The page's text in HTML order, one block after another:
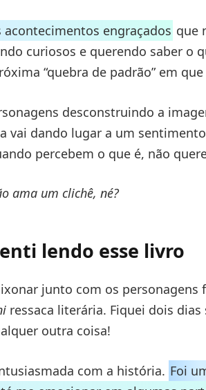
acontecimentos engraçados que
curiosos e querendo saber o
“quebra de padrão” em
desconstruindo a
vai dando lugar a um
percebem o que é, não
ama um clichê, né?
lendo esse livro
junto com os personagens
ressaca literária. Fiquei dois
outra coisa!
com a história. Foi